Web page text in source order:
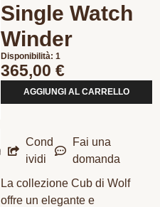
Single Watch
Winder
Disponibilità: 1
365,00 €
AGGIUNGI AL CARRELLO
Cond
ividi
Fai una
domanda
La collezione Cub di Wolf
offre un elegante e